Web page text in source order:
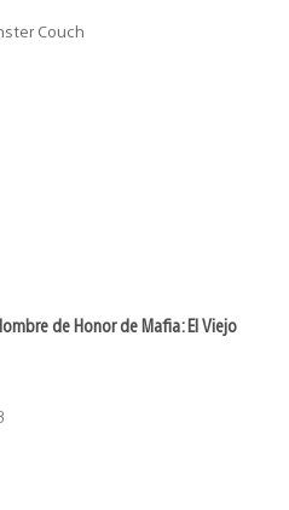
Couch
de Honor de Mafia: El Viejo